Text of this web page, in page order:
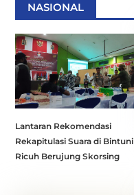
NASIONAL
Lantaran Rekomendasi
Rekapitulasi Suara di Bintuni
Ricuh Berujung Skorsing